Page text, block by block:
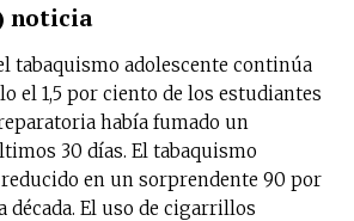
noticia
tabaquismo adolescente continúa
el 1,5 por ciento de los estudiantes
había fumado un
30 días. El tabaquismo
reducido en un sorprendente 90 por
El uso de cigarrillos